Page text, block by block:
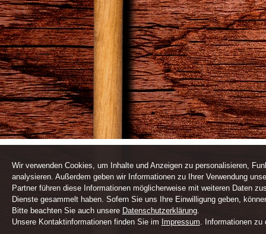
Wir verwenden Cookies, um Inhalte und Anzeigen zu personalisieren,
analysieren. Außerdem geben wir Informationen zu Ihrer Verwendung
Partner führen diese Informationen möglicherweise mit weiteren Daten
Dienste gesammelt haben. Sofern Sie uns Ihre Einwilligung geben,
Bitte beachten Sie auch unsere Datenschutzerklärung.
Unsere Kontaktinformationen finden Sie im Impressum . Informationen